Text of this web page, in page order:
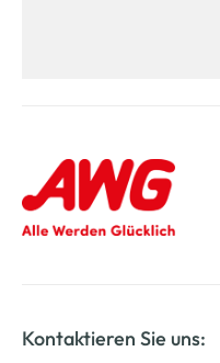
Kontaktieren Sie uns: